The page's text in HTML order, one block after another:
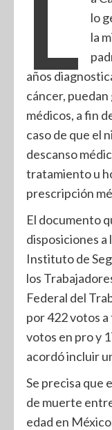
L
lo
la
años
cáncer,
médicos, a fin
caso de que el
descanso
tratamiento u
prescripción
El documento
disposiciones a
Instituto de
los
Federal del
por 422 votos
votos en pro y
acordó incluir
Se precisa que
de muerte
edad en